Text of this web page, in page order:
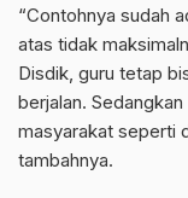
“Contohnya sudah
atas tidak
Disdik, guru tetap
berjalan.
masyarakat seperti
tambahnya.